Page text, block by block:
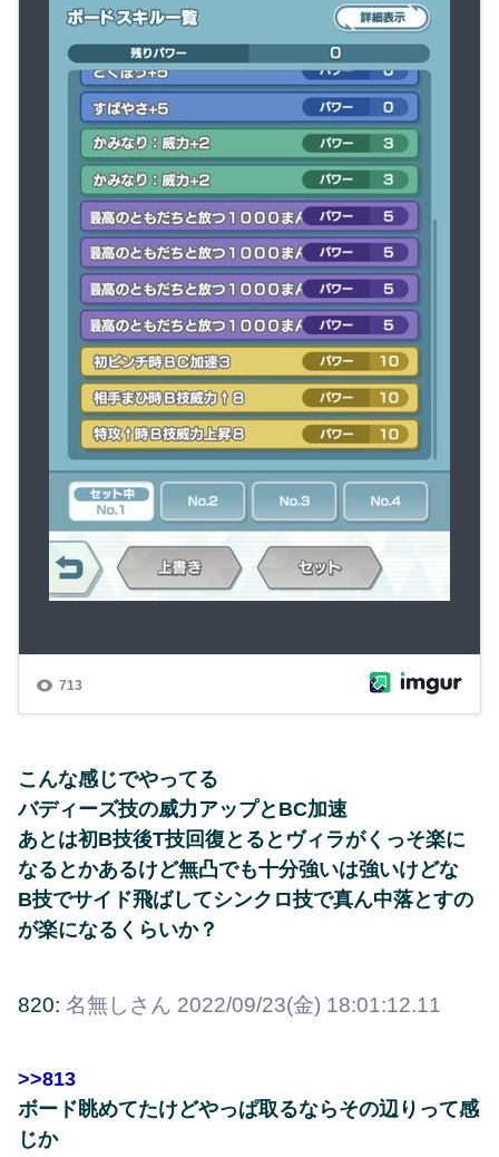
こんな感じでやってる
バディーズ技の威力アップとBC加速
あとは初B技後T技回復とるとヴィラがくっそ楽に
なるとかあるけど無凸でも十分強いは強いけどな
B技でサイド飛ばしてシンクロ技で真ん中落とすの
が楽になるくらいか？
820: 名無しさん 2022/09/23(金) 18:01:12.11
>>813
ボード眺めてたけどやっぱ取るならその辺りって感
じか